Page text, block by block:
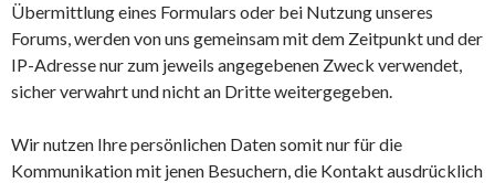
Übermittlung eines Formulars oder bei Nutzung unseres
Forums, werden von uns gemeinsam mit dem Zeitpunkt und der
IP-Adresse nur zum jeweils angegebenen Zweck verwendet,
sicher verwahrt und nicht an Dritte weitergegeben.
Wir nutzen Ihre persönlichen Daten somit nur für die
Kommunikation mit jenen Besuchern, die Kontakt ausdrücklich